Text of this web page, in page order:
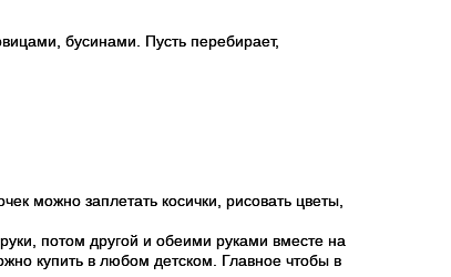
бусинами. Пусть перебирает,
можно заплетать косички, рисовать цветы,
потом другой и обеими руками вместе на
купить в любом детском. Главное чтобы в